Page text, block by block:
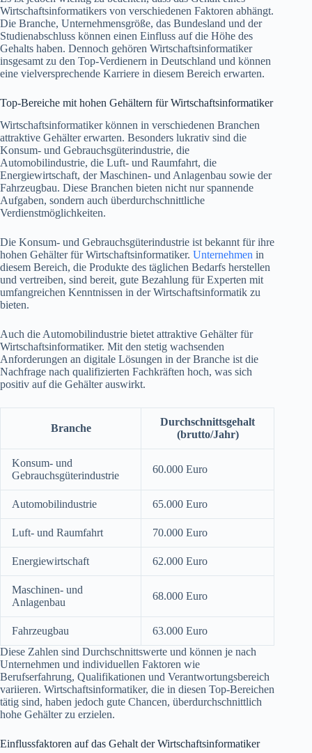
Wirtschaftsinformatikers von verschiedenen Faktoren abhängt.
Die Branche, Unternehmensgröße, das Bundesland und der
Studienabschluss können einen Einfluss auf die Höhe des
Gehalts haben. Dennoch gehören Wirtschaftsinformatiker
insgesamt zu den Top-Verdienern in Deutschland und können
eine vielversprechende Karriere in diesem Bereich erwarten.
Top-Bereiche mit hohen Gehältern für Wirtschaftsinformatiker
Wirtschaftsinformatiker können in verschiedenen Branchen
attraktive Gehälter erwarten. Besonders lukrativ sind die
Konsum- und Gebrauchsgüterindustrie, die
Automobilindustrie, die Luft- und Raumfahrt, die
Energiewirtschaft, der Maschinen- und Anlagenbau sowie der
Fahrzeugbau. Diese Branchen bieten nicht nur spannende
Aufgaben, sondern auch überdurchschnittliche
Verdienstmöglichkeiten.
Die Konsum- und Gebrauchsgüterindustrie ist bekannt für ihre
hohen Gehälter für Wirtschaftsinformatiker. Unternehmen in
diesem Bereich, die Produkte des täglichen Bedarfs herstellen
und vertreiben, sind bereit, gute Bezahlung für Experten mit
umfangreichen Kenntnissen in der Wirtschaftsinformatik zu
bieten.
Auch die Automobilindustrie bietet attraktive Gehälter für
Wirtschaftsinformatiker. Mit den stetig wachsenden
Anforderungen an digitale Lösungen in der Branche ist die
Nachfrage nach qualifizierten Fachkräften hoch, was sich
positiv auf die Gehälter auswirkt.
Branche
Durchschnittsgehalt
(brutto/Jahr)
Konsum- und
Gebrauchsgüterindustrie
60.000 Euro
Automobilindustrie 65.000 Euro
Luft- und Raumfahrt 70.000 Euro
Energiewirtschaft 62.000 Euro
Maschinen- und
Anlagenbau
68.000 Euro
Fahrzeugbau
63.000 Euro
Diese Zahlen sind Durchschnittswerte und können je nach
Unternehmen und individuellen Faktoren wie
Berufserfahrung, Qualifikationen und Verantwortungsbereich
variieren. Wirtschaftsinformatiker, die in diesen Top-Bereichen
tätig sind, haben jedoch gute Chancen, überdurchschnittlich
hohe Gehälter zu erzielen.
Einflussfaktoren auf das Gehalt der Wirtschaftsinformatiker